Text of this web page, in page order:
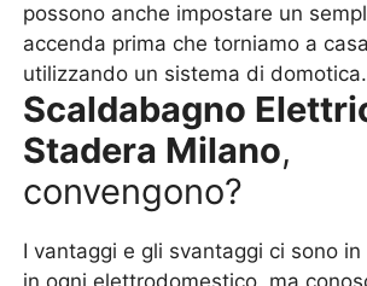
possono anche impostare un
accenda prima che torniamo a
utilizzando un sistema di domotica.
Scaldabagno
Stadera Milano,
convengono?
I vantaggi e gli svantaggi ci sono
in ogni elettrodomestico, ma